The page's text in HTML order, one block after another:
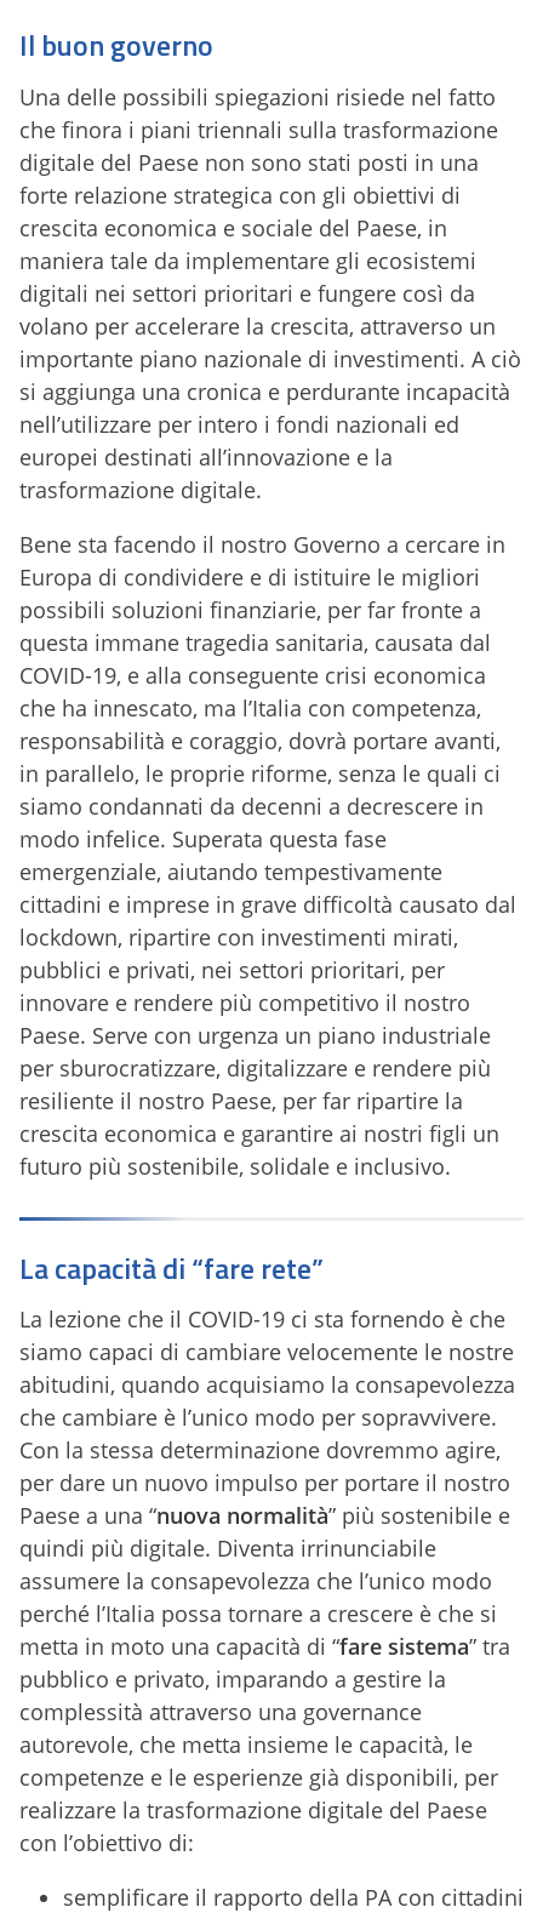
Il buon governo
Una delle possibili spiegazioni risiede nel fatto
che finora i piani triennali sulla trasformazione
digitale del Paese non sono stati posti in una
forte relazione strategica con gli obiettivi di
crescita economica e sociale del Paese, in
maniera tale da implementare gli ecosistemi
digitali nei settori prioritari e fungere così da
volano per accelerare la crescita, attraverso un
importante piano nazionale di investimenti. A ciò
si aggiunga una cronica e perdurante incapacità
nell’utilizzare per intero i fondi nazionali ed
europei destinati all’innovazione e la
trasformazione digitale.
Bene sta facendo il nostro Governo a cercare in
Europa di condividere e di istituire le migliori
possibili soluzioni finanziarie, per far fronte a
questa immane tragedia sanitaria, causata dal
COVID-19, e alla conseguente crisi economica
che ha innescato, ma l’Italia con competenza,
responsabilità e coraggio, dovrà portare avanti,
in parallelo, le proprie riforme, senza le quali ci
siamo condannati da decenni a decrescere in
modo infelice. Superata questa fase
emergenziale, aiutando tempestivamente
cittadini e imprese in grave difficoltà causato dal
lockdown, ripartire con investimenti mirati,
pubblici e privati, nei settori prioritari, per
innovare e rendere più competitivo il nostro
Paese. Serve con urgenza un piano industriale
per sburocratizzare, digitalizzare e rendere più
resiliente il nostro Paese, per far ripartire la
crescita economica e garantire ai nostri figli un
futuro più sostenibile, solidale e inclusivo.
La capacità di “fare rete”
La lezione che il COVID-19 ci sta fornendo è che
siamo capaci di cambiare velocemente le nostre
abitudini, quando acquisiamo la consapevolezza
che cambiare è l’unico modo per sopravvivere.
Con la stessa determinazione dovremmo agire,
per dare un nuovo impulso per portare il nostro
Paese a una “nuova normalità” più sostenibile e
quindi più digitale. Diventa irrinunciabile
assumere la consapevolezza che l’unico modo
perché l’Italia possa tornare a crescere è che si
metta in moto una capacità di “fare sistema” tra
pubblico e privato, imparando a gestire la
complessità attraverso una governance
autorevole, che metta insieme le capacità, le
competenze e le esperienze già disponibili, per
realizzare la trasformazione digitale del Paese
con l’obiettivo di:
semplificare il rapporto della PA con cittadini